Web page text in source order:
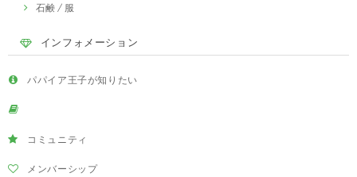
石鹸 / 服
インフォメーション
パパイア王子が知りたい
コミュニティ
メンバーシップ